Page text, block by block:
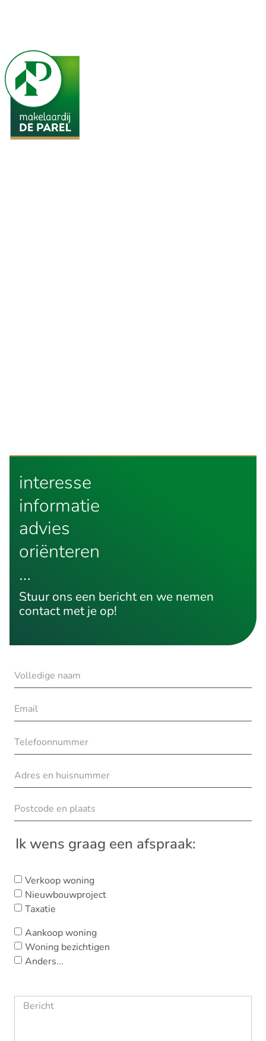
interesse
informatie
advies
oriënteren
…
Stuur ons een bericht en we nemen
contact met je op!
Ik wens graag een afspraak:
Verkoop woning
Nieuwbouwproject
Taxatie
Aankoop woning
Woning bezichtigen
Anders...